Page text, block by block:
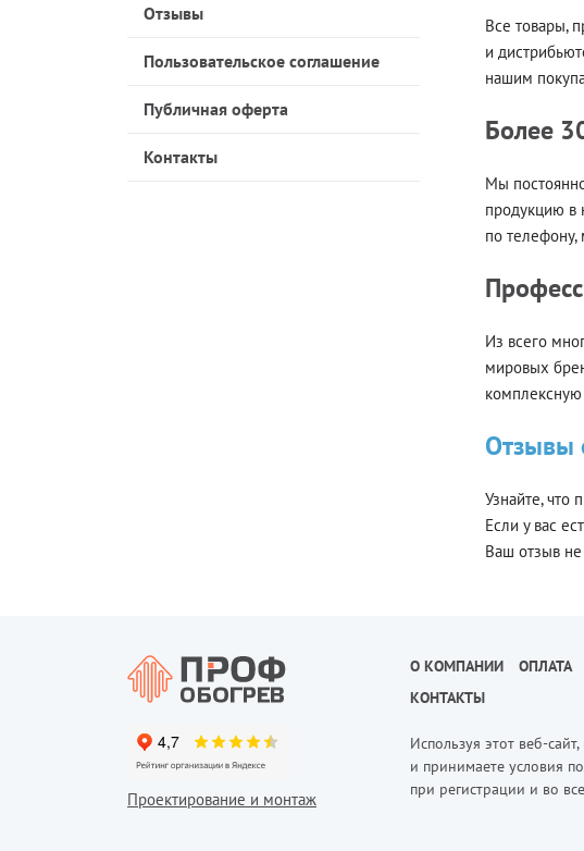
Отзывы
Пользовательское соглашение
Публичная оферта
Контакты
Все товары,
и
нашим
Более
Мы
продукцию в
по
Из всего
мировых
Отзывы
Узнайте, что
Если у вас
Ваш отзыв
Проектирование и монтаж
О КОМПАНИИ ОПЛАТА
КОНТАКТЫ
Используя этот веб-
и принимаете условия
при регистрации и во